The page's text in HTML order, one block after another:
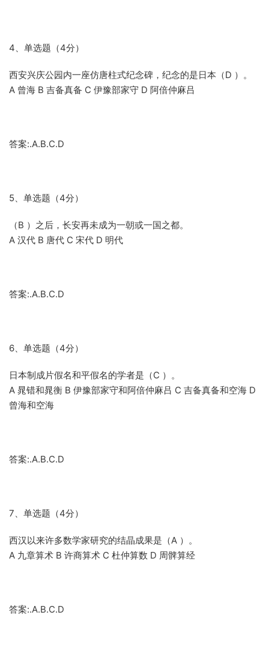
4、单选题（4分）
西安兴庆公园内一座仿唐柱式纪念碑，纪念的是日本（D ）。
A 曾海 B 吉备真备 C 伊豫部家守 D 阿倍仲麻吕
答案:.A.B.C.D
5、单选题（4分）
（B ）之后，长安再未成为一朝或一国之都。
A 汉代 B 唐代 C 宋代 D 明代
答案:.A.B.C.D
6、单选题（4分）
日本制成片假名和平假名的学者是（C ）。
A 晁错和晁衡 B 伊豫部家守和阿倍仲麻吕 C 吉备真备和空海 D
曾海和空海
答案:.A.B.C.D
7、单选题（4分）
西汉以来许多数学家研究的结晶成果是（A ）。
A 九章算术 B 许商算术 C 杜仲算数 D 周髀算经
答案:.A.B.C.D